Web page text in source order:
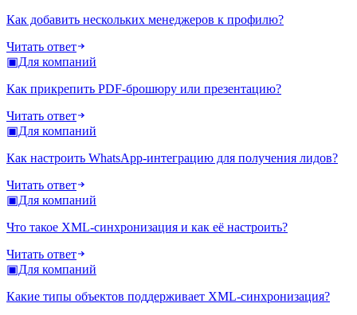
Как добавить нескольких менеджеров к профилю?
Читать ответ
▣Для компаний
Как прикрепить PDF-брошюру или презентацию?
Читать ответ
▣Для компаний
Как настроить WhatsApp-интеграцию для получения лидов?
Читать ответ
▣Для компаний
Что такое XML-синхронизация и как её настроить?
Читать ответ
▣Для компаний
Какие типы объектов поддерживает XML-синхронизация?